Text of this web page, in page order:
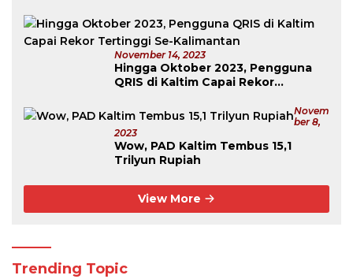
November 14, 2023
Hingga Oktober 2023, Pengguna
QRIS di Kaltim Capai Rekor
Novem
Ber 8,
2023
Wow, PAD Kaltim Tembus 15,1
Trilyun Rupiah
View More
Trending Topic